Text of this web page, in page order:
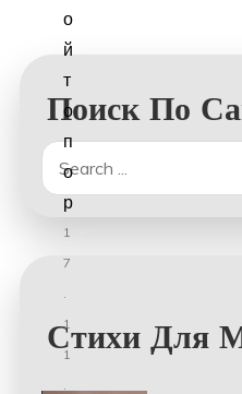
Поиск По
Search
for:
Стихи Для
о
й
т
о
п
о
р
1
7
.
1
1
.